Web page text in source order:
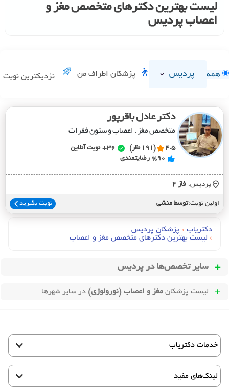
لیست بهترین دکترهای متخصص مغز و
اعصاب پردیس
همه پردیس پزشکان اطراف من نزدیکترین نوبت
دکتر عادل باقرپور
متخصص مغز ، اعصاب و ستون فقرات
4.5 (191 نظر) 36+
نوبت آنلاین
%90 رضایتمندی
پردیس، فاز 2
اولین نوبت:توسط منشی نوبت بگیرید
دکتریاب › پزشکان پردیس
› لیست بهترین دکترهای متخصص مغز و اعصاب
سایر تخصص‌ها در پردیس
لیست پزشکان مغز و اعصاب (نورولوژی) در سایر شهرها
خدمات دکتریاب
لینک‌های مفید